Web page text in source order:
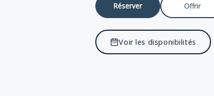
Réserver Offrir
Voir les disponibilités